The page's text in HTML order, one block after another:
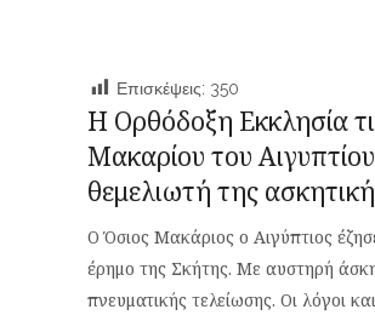
Επισκέψεις: 350
Η Ορθόδοξη Εκκλησία
Μακαρίου του
θεμελιωτή της
Ο Όσιος Μακάριος ο Αιγύπτιος
έρημο της Σκήτης. Με αυστηρή
πνευματικής τελείωσης. Οι λόγοι